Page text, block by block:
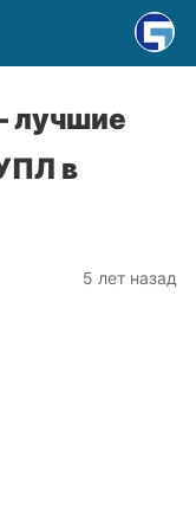
лучшие
в
5 лет назад